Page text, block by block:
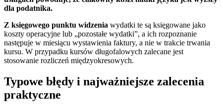
dla podatnika.
Z księgowego punktu widzenia wydatki te są księgowane jako
koszty operacyjne lub „pozostałe wydatki”, a ich rozpoznanie
następuje w miesiącu wystawienia faktury, a nie w trakcie trwania
kursu. W przypadku kursów długofalowych zalecane jest
stosowanie rozliczeń międzyokresowych.
Typowe błędy i najważniejsze zalecenia
praktyczne